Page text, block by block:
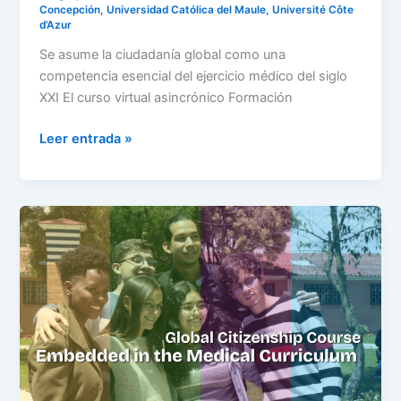
Concepción,Universidad Católica del Maule,Université Côte
d’Azur
Se asume la ciudadanía global como una
competencia esencial del ejercicio médico del siglo
XXI El curso virtual asincrónico Formación
Leer entrada »
Juan
N.
Corpas
School
of
Medicine
integrates
the
BeGlobal